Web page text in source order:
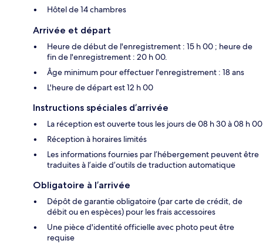
Hôtel de 14 chambres
Arrivée et départ
Heure de début de l'enregistrement : 15 h 00 ; heure de
fin de l'enregistrement : 20 h 00.
Âge minimum pour effectuer l'enregistrement : 18 ans
L'heure de départ est 12 h 00
Instructions spéciales d’arrivée
La réception est ouverte tous les jours de 08 h 30 à 08 h 00
Réception à horaires limités
Les informations fournies par l’hébergement peuvent être
traduites à l’aide d’outils de traduction automatique
Obligatoire à l’arrivée
Dépôt de garantie obligatoire (par carte de crédit, de
débit ou en espèces) pour les frais accessoires
Une pièce d'identité officielle avec photo peut être
requise